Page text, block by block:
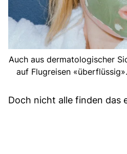
Auch aus dermatologischer
auf Flugreisen
Doch nicht alle finden das